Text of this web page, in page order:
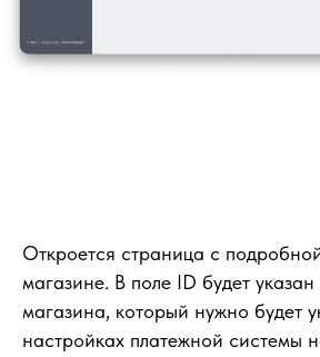
Откроется страница с
магазине. В поле ID будет
магазина, который нужно будет
настройках платежной системы